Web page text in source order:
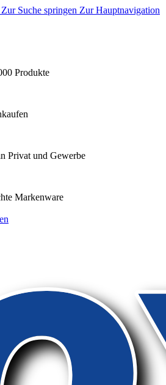
Zur Suche springen Zur Hauptnavigation
Produkte
Privat und Gewerbe
Markenware